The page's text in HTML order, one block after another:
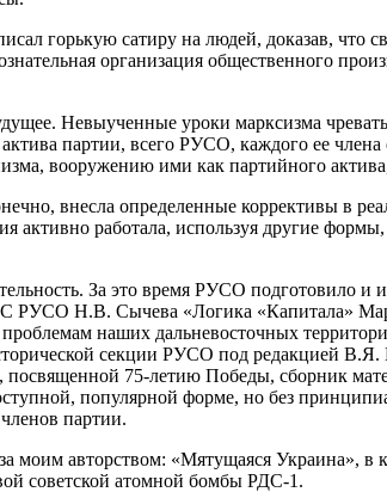
горькую сатиру на людей, доказав, что
организация общественного
Невыученные уроки марксизма
партии, всего РУСО, каждого ее
вооружению ими как партийного
внесла определенные коррективы в
работала, используя другие
За это время РУСО подготовило
РУСО Н.В. Сычева «Логика «Капитала»
наших дальневосточных
секции РУСО под редакцией
посвященной 75-летию Победы, сборник
популярной форме, но без
партии.
авторством: «Мятущаяся Украина», в
советской атомной бомбы РДС-1.